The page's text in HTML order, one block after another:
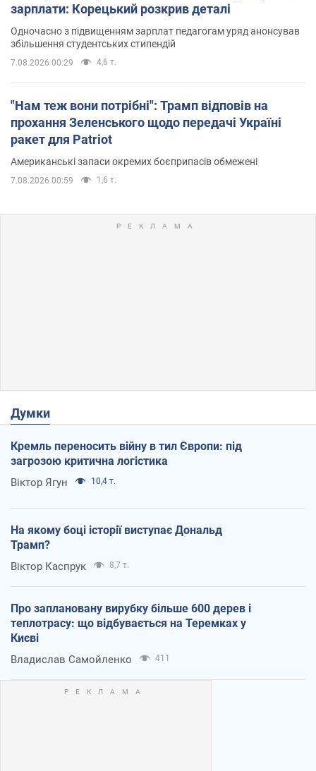
зарплати: Корецький розкрив деталі
Одночасно з підвищенням зарплат педагогам уряд анонсував
збільшення студентських стипендій
7.08.2026 00:29 4,6 т.
"Нам теж вони потрібні": Трамп відповів на
прохання Зеленського щодо передачі Україні
ракет для Patriot
Американські запаси окремих боєприпасів обмежені
7.08.2026 00:59 1,6 т.
Думки
Кремль переносить війну в тил Європи: під
загрозою критична логістика
Віктор Ягун 10,4 т.
На якому боці історії виступає Дональд
Трамп?
Віктор Каспрук 8,7 т.
Про заплановану вирубку більше 600 дерев і
теплотрасу: що відбувається на Теремках у
Києві
Владислав Самойленко 411